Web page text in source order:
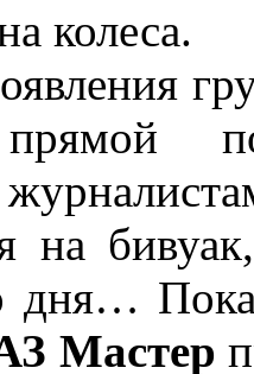
колеса.
на
дня…
Мастер